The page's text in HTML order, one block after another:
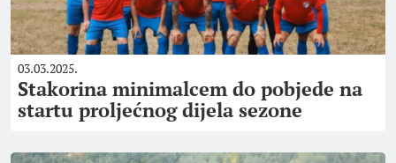
03.03.2025.
Stakorina minimalcem do pobjede na
startu proljećnog dijela sezone